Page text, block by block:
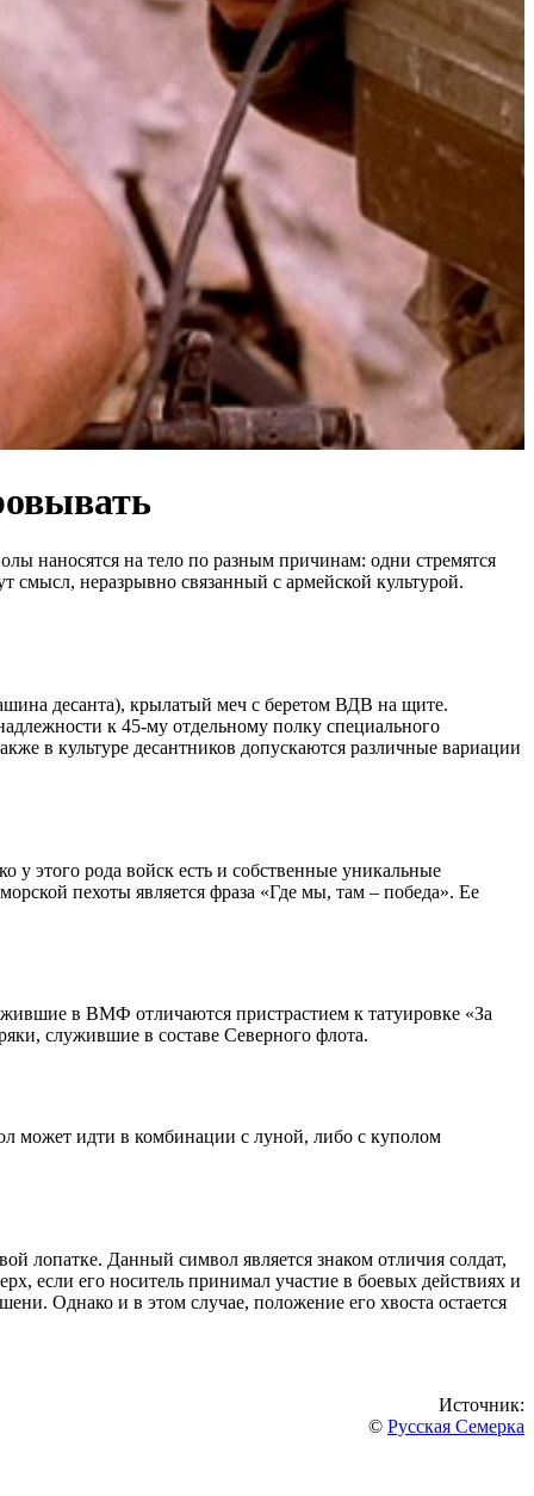
наносятся на тело по разным причинам: одни стремятся
смысл, неразрывно связанный с армейской культурой.
десанта), крылатый меч с беретом ВДВ на щите.
к 45-му отдельному полку специального
в культуре десантников допускаются различные вариации
этого рода войск есть и собственные уникальные
пехоты является фраза «Где мы, там – победа». Ее
в ВМФ отличаются пристрастием к татуировке «За
служившие в составе Северного флота.
может идти в комбинации с луной, либо с куполом
лопатке. Данный символ является знаком отличия солдат,
если его носитель принимал участие в боевых действиях и
Однако и в этом случае, положение его хвоста остается
Источник:
© Русская Семерка